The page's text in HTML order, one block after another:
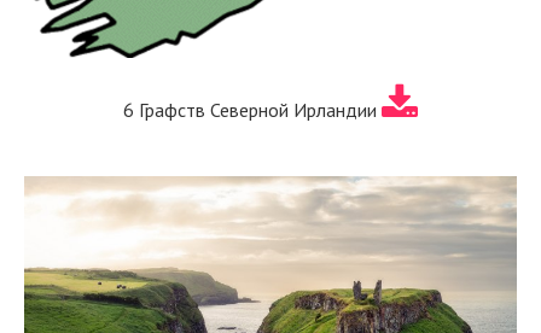
6 Графств Северной Ирландии